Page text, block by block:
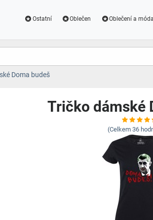
Ostatní Oblečen Oblečení a móda
Doma budeš
Tričko dámské
(Celkem36